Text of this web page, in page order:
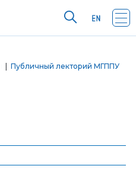
Публичный лекторий МГППУ